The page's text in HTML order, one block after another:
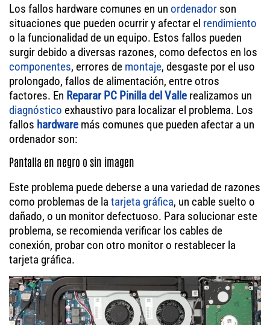
Los fallos hardware comunes en un ordenador son
situaciones que pueden ocurrir y afectar el rendimiento
o la funcionalidad de un equipo. Estos fallos pueden
surgir debido a diversas razones, como defectos en los
componentes, errores de montaje, desgaste por el uso
prolongado, fallos de alimentación, entre otros
factores. En Reparar PC Pinilla del Valle realizamos un
diagnóstico exhaustivo para localizar el problema. Los
fallos hardware más comunes que pueden afectar a un
ordenador son:
Pantalla en negro o sin imagen
Este problema puede deberse a una variedad de razones
como problemas de la tarjeta gráfica, un cable suelto o
dañado, o un monitor defectuoso. Para solucionar este
problema, se recomienda verificar los cables de
conexión, probar con otro monitor o restablecer la
tarjeta gráfica.